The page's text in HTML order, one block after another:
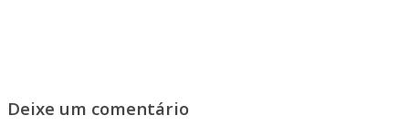
Deixe um comentário